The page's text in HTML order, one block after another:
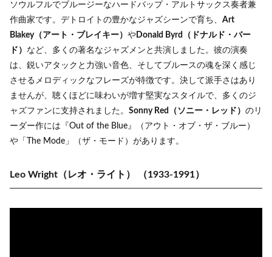
ソウルフルでブルージーなハードバップ・アルトサックス奏者兼
作曲家です。デトロイトの豊かなジャズシーンで育ち、 Art
Blakey（アート・ブレイキー） や Donald Byrd（ドナルド・バー
ド） など、多くの著名なジャズメンと共演しました。彼の演奏
は、鋭いアタックと力強い音色、そしてブルースの魂を深く感じ
させるメロディックなフレーズが特徴です。決して派手さはあり
ませんが、聴くほどに味わいが増す堅実なスタイルで、多くのジ
ャズファンに支持されました。 Sonny Red（ソニー・レッド） のリ
ーダー作には『Out of the Blue』（アウト・オブ・ザ・ブルー）
や「The Mode」（ザ・モード）があります。
Leo Wright（レオ・ライト） （1933-1991）